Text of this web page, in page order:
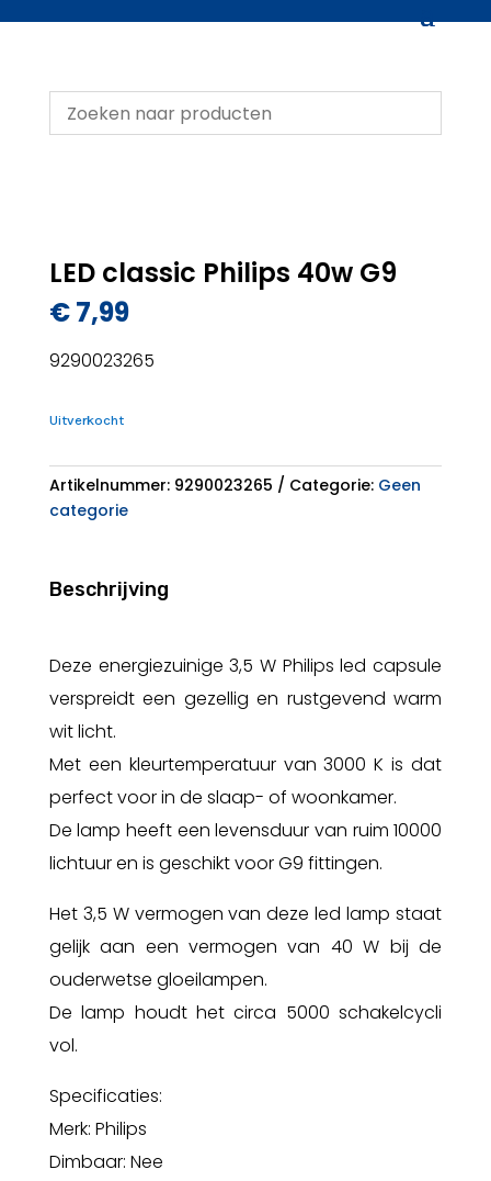
LED classic Philips 40w G9
€7,99
9290023265
Uitverkocht
Artikelnummer: 9290023265 Categorie: Geen
categorie
Beschrijving
Deze energiezuinige 3,5 W Philips led capsule
verspreidt een gezellig en rustgevend warm
wit licht.
Met een kleurtemperatuur van 3000 K is dat
perfect voor in de slaap- of woonkamer.
De lamp heeft een levensduur van ruim 10000
lichtuur en is geschikt voor G9 fittingen.
Het 3,5 W vermogen van deze led lamp staat
gelijk aan een vermogen van 40 W bij de
ouderwetse gloeilampen.
De lamp houdt het circa 5000 schakelcycli
vol.
Specificaties:
Merk: Philips
Dimbaar: Nee